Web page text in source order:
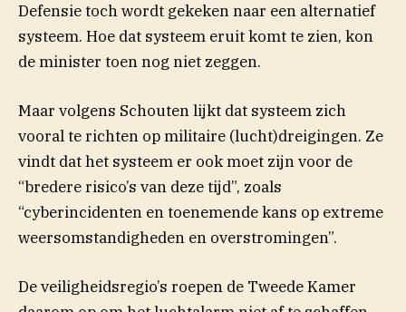
Defensie toch wordt gekeken naar een alternatief
systeem. Hoe dat systeem eruit komt te zien, kon
de minister toen nog niet zeggen.
Maar volgens Schouten lijkt dat systeem zich
vooral te richten op militaire (lucht)dreigingen. Ze
vindt dat het systeem er ook moet zijn voor de
“bredere risico’s van deze tijd”, zoals
“cyberincidenten en toenemende kans op extreme
weersomstandigheden en overstromingen”.
De veiligheidsregio’s roepen de Tweede Kamer